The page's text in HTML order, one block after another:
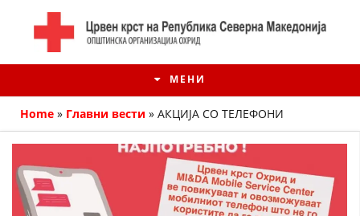
МЕНИ
Home » Главни вести » АКЦИЈА СО ТЕЛЕФОНИ